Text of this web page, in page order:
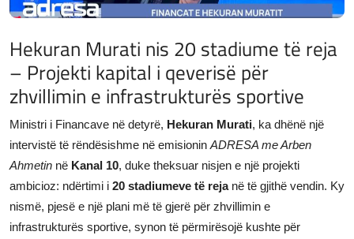
Hekuran Murati nis 20 stadiume të reja
– Projekti kapital i qeverisë për
zhvillimin e infrastrukturës sportive
Ministri i Financave në detyrë, Hekuran Murati, ka dhënë një
intervistë të rëndësishme në emisionin ADRESA me Arben
Ahmetin në Kanal 10, duke theksuar nisjen e një projekti
ambicioz: ndërtimi i 20 stadiumeve të rejanë të gjithë vendin. Ky
nismë, pjesë e një plani më të gjerë për zhvillimin e
infrastrukturës sportive, synon të përmirësojë kushte për